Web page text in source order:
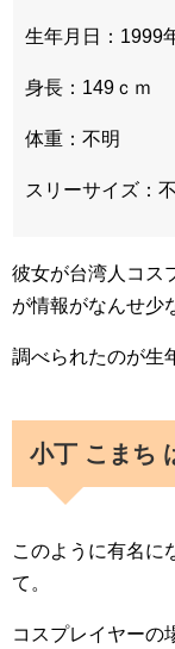
生年月日：1999
身長：149ｃｍ
体重：不明
スリーサイズ：
彼女が台湾人コス
が情報がなんせ少
調べられたのが生
小丁 こまち
このように有名に
て。
コスプレイヤーの